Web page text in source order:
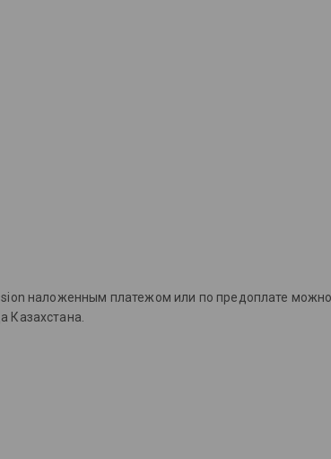
наложенным платежом или по предоплате
Казахстана.